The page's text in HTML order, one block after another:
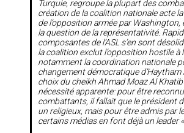
Turquie, regroupe la plupart des
création de la coalition nationale acte
de l’opposition armée par Washington,
la question de la représentativité.
composantes de l’ASL s’en sont
la coalition exclut l’opposition hostile à
notamment la coordination nationale
changement démocratique d’Haytham
choix du cheikh Ahmad Moaz Al
nécessité apparente: pour être
combattants, il fallait que le président
un religieux, mais pour être admis par
certains médias en font déjà un leader